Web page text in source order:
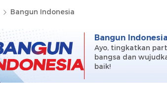
Bangun Indonesia
Bangun Indonesia
Ayo, tingkatkan
bangsa dan
baik!